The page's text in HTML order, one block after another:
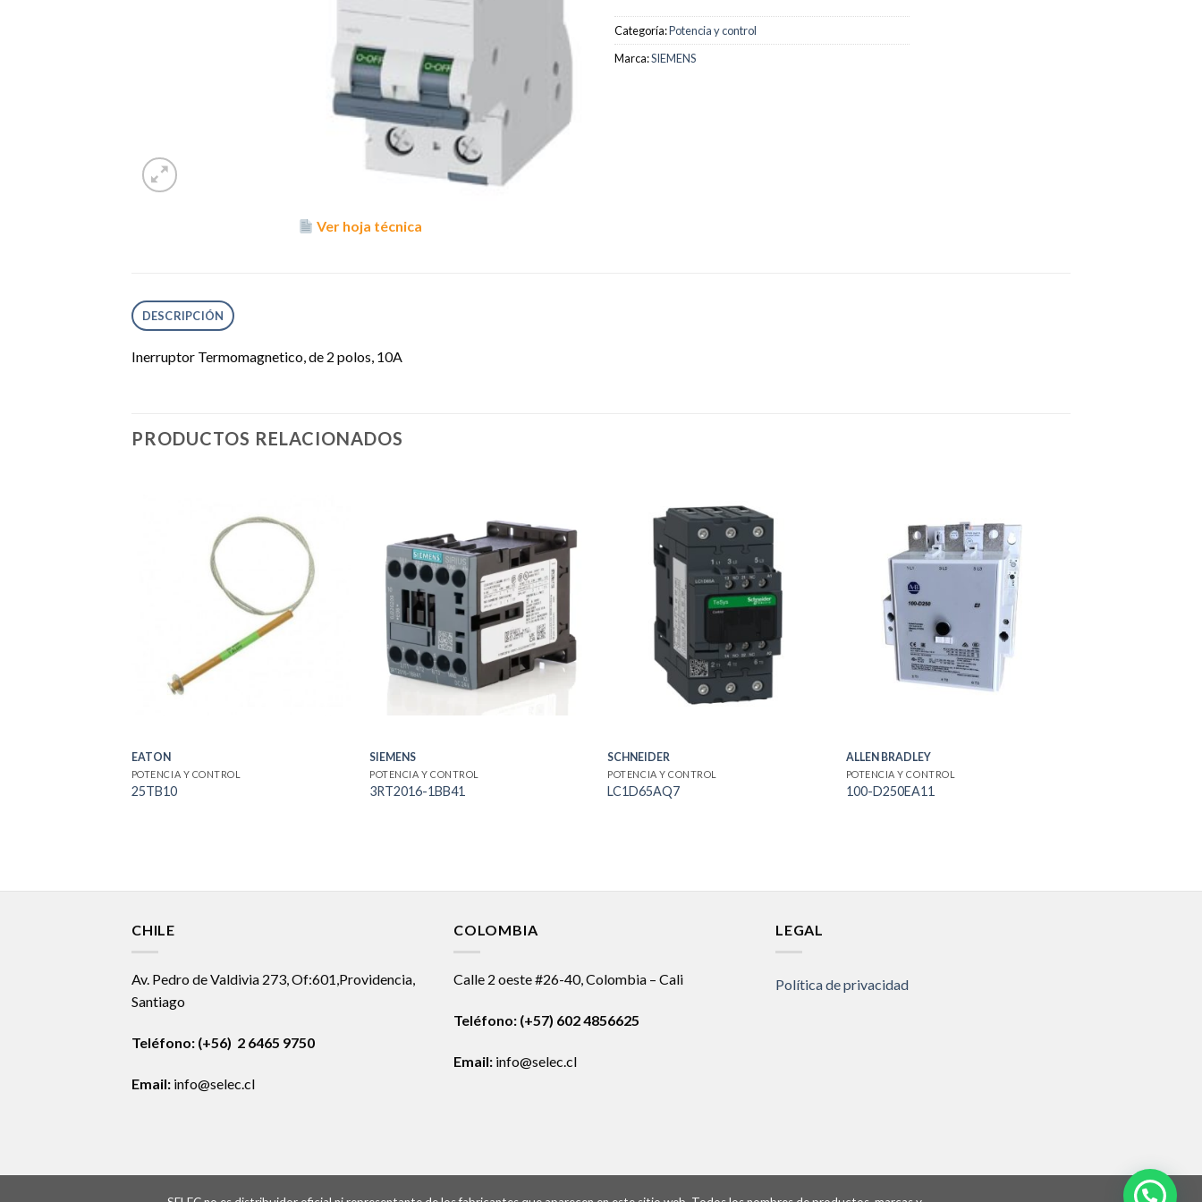
Ver hoja técnica
Categoría:Potencia y control
Marca:SIEMENS
DESCRIPCIÓN
Inerruptor Termomagnetico, de 2 polos, 10A
PRODUCTOS RELACIONADOS
EATON
POTENCIA Y CONTROL
25TB10
SIEMENS
POTENCIA Y CONTROL
3RT2016-1BB41
SCHNEIDER
POTENCIA Y CONTROL
LC1D65AQ7
ALLEN BRADLEY
POTENCIA Y CONTROL
100-D250EA11
CHILE
Av. Pedro de Valdivia 273, Of:601,Providencia,
Santiago
Teléfono: (+56) 2 6465 9750
Email: info@selec.cl
COLOMBIA
Calle 2 oeste #26-40, Colombia – Cali
Teléfono: (+57) 602 4856625
Email: info@selec.cl
LEGAL
Política de privacidad